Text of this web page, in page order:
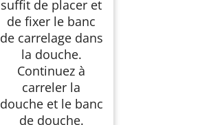
suffit de placer et
de fixer le banc
de carrelage dans
la douche.
Continuez à
carreler la
douche et le banc
de douche.